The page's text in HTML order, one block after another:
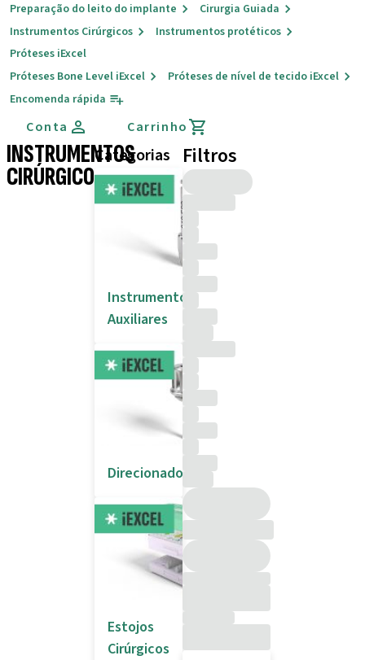
Preparação do leito do implante
Cirurgia Guiada
Instrumentos Cirúrgicos
Instrumentos protéticos
Próteses iExcel
Próteses Bone Level iExcel
Próteses de nível de tecido iExcel
Encomenda rápida
Conta Carrinho
INSTRUMENTOS
CIRÚRGICOS
Categorias
Instrumentos
Auxiliares
Direcionadores
Estojos
Cirúrgicos
Filtros